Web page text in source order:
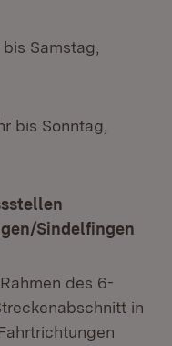
Samstag,
bis Sonntag,
Sindelfingen
des 6-
in